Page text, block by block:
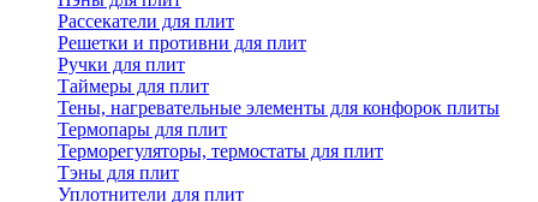
Рассекатели для плит
Решетки и противни для плит
Ручки для плит
Таймеры для плит
Тены, нагревательные элементы для конфорок плиты
Термопары для плит
Терморегуляторы, термостаты для плит
Тэны для плит
Уплотнители для плит